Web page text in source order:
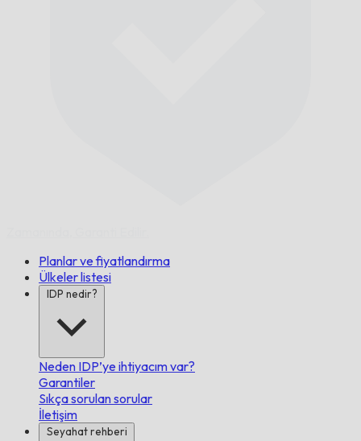
Planlar ve fiyatlandırma
Ülkeler listesi
IDP nedir?
Neden IDP’ye ihtiyacım var?
Garantiler
Sıkça sorulan sorular
İletişim
Seyahat rehberi